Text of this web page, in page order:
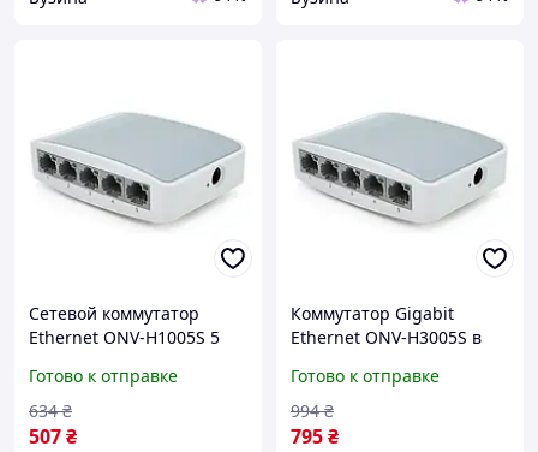
Сетевой коммутатор
Ethernet ONV-H1005S 5
пластиковый корпус 5В
1Ач компактный buzyna
Готово к отправке
507₴
634 ₴
Коммутатор Gigabit
Ethernet ONV-H3005S в
5x1000Мб портов 5В 1Ач
100х70х28Ethernet Switch
buzyna
Готово к отправке
795₴
994 ₴